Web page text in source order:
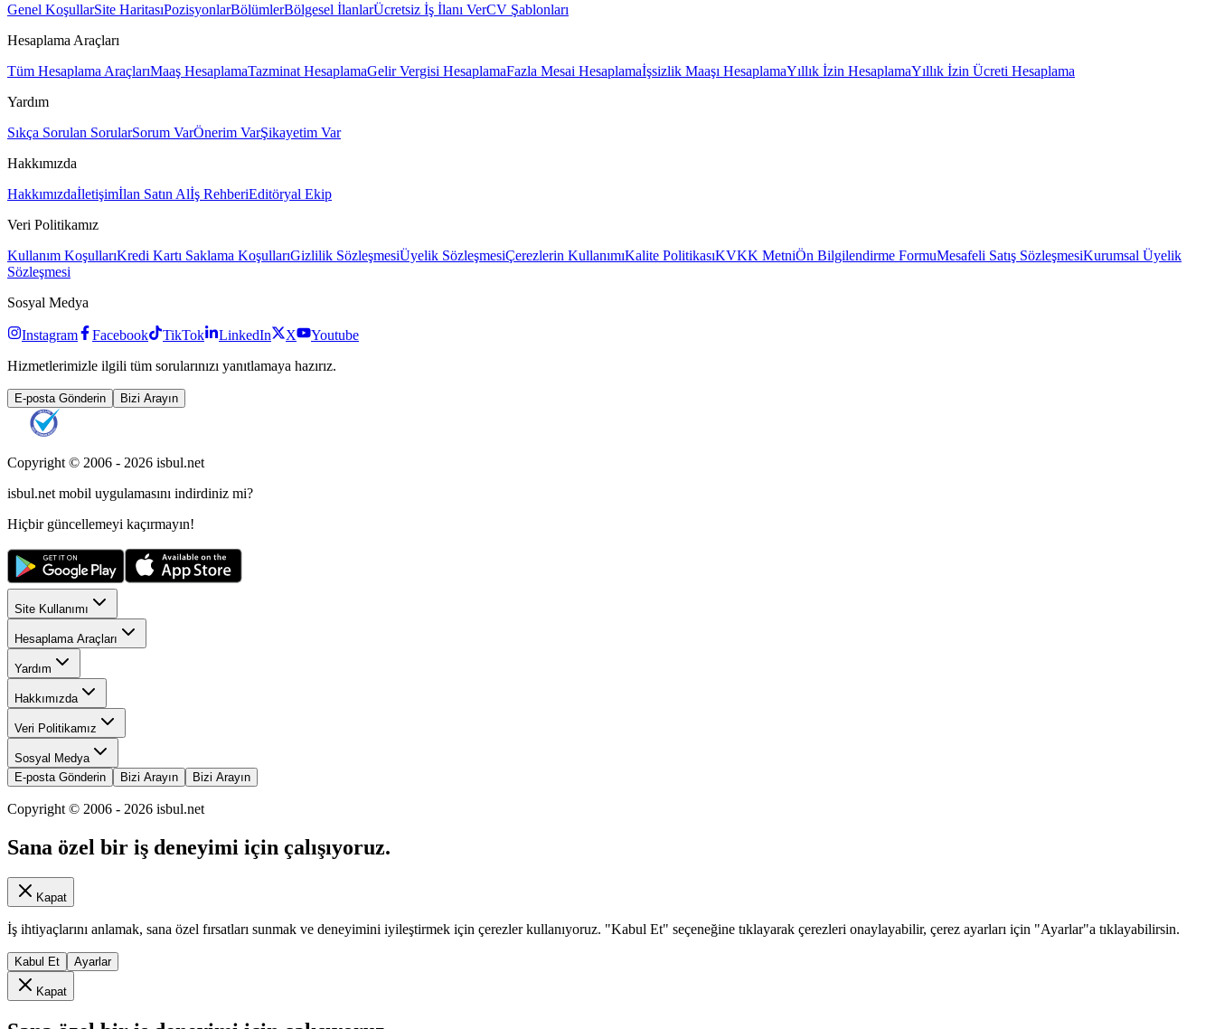
Genel KoşullarSite HaritasıPozisyonlarBölümlerBölgesel İlanlarÜcretsiz İş İlanı VerCV Şablonları
Hesaplama Araçları
Tüm Hesaplama AraçlarıMaaş HesaplamaTazminat HesaplamaGelir Vergisi HesaplamaFazla Mesai Hesaplamaİşsizlik Maaşı HesaplamaYıllık İzin HesaplamaYıllık İzin Ücreti Hesaplama
Yardım
Sıkça Sorulan SorularSorum VarÖnerim VarŞikayetim Var
Hakkımızda
Hakkımızdaİletişimİlan Satın Alİş RehberiEditöryal Ekip
Veri Politikamız
Kullanım KoşullarıKredi Kartı Saklama KoşullarıGizlilik SözleşmesiÜyelik SözleşmesiÇerezlerin KullanımıKalite PolitikasıKVKK MetniÖn Bilgilendirme FormuMesafeli Satış SözleşmesiKurumsal Üyelik
Sözleşmesi
Sosyal Medya
Instagram Facebook TikTok LinkedIn X
Youtube
Hizmetlerimizle ilgili tüm sorularınızı yanıtlamaya hazırız.
E-posta Gönderin Bizi Arayın
Copyright © 2006 - 2026 isbul.net
isbul.net mobil uygulamasını indirdiniz mi?
Hiçbir güncellemeyi kaçırmayın!
Site Kullanımı
Hesaplama Araçları
Yardım
Hakkımızda
Veri Politikamız
Sosyal Medya
E-posta Gönderin
Bizi Arayın Bizi Arayın
Copyright © 2006 - 2026 isbul.net
Sana özel bir iş deneyimi için çalışıyoruz.
Kapat
İş ihtiyaçlarını anlamak, sana özel fırsatları sunmak ve deneyimini iyileştirmek için çerezler kullanıyoruz. "Kabul Et" seçeneğine tıklayarak çerezleri onaylayabilir, çerez ayarları için "Ayarlar"a tıklayabilirsin.
Kabul Et Ayarlar
Kapat